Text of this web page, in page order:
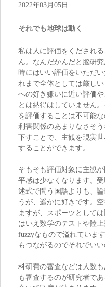
2022年03月05日
それでも地球は動く
私は人に評価をくだされ
ん。なんだかんだと脳研
時にはいい評価をいただ
れまで全体としては厳し
への好き嫌いに近い評価
とは納得はしていません
を評価することは不可能
利害関係のあまりなさそ
下すことで、主観を現実
することができます。
そもそも評価対象に主観
平感は少なくなります。
述式で問う国語よりも、
うが、遥かに好きです。
ますが、スポーツとして
はいえ数学のテストや陸
fuzzyなもので溢れていま
もつながるのでそれでいい
科研費の審査などは人数
も審査するのが研究者で